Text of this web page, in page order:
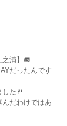
之浦】🚐
だったんです
た🍴
んだわけではあ